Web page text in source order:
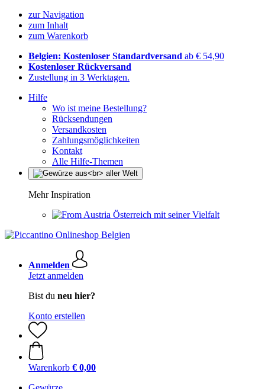
zur Navigation
zum Inhalt
zum Warenkorb
Belgien: Kostenloser Standardversand ab € 54,90
Kostenloser Rückversand
Zustellung in 3 Werktagen.
Hilfe
Wo ist meine Bestellung?
Rücksendungen
Versandkosten
Zahlungsmöglichkeiten
Kontakt
Alle Hilfe-Themen
Mehr Inspiration
Österreich mit seiner Vielfalt
Anmelden
Jetzt anmelden
Bist du neu hier?
Konto erstellen
Warenkorb € 0,00